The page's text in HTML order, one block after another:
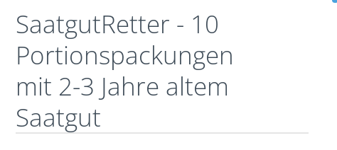
SaatgutRetter - 10
Portionspackungen
mit 2-3 Jahre altem
Saatgut